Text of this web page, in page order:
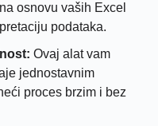
osnovu vaših Excel
podataka.
Ovaj alat vam
jednostavnim
proces brzim i bez